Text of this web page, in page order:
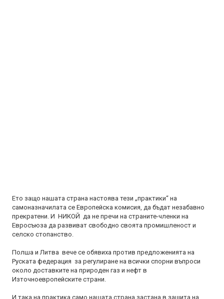
Ето защо нашата страна настоява тези „практики“ на
самоназначилата се Европейска комисия, да бъдат незабавно
прекратени. И НИКОЙ да не пречи на страните-членки на
Евросъюза да развиват свободно своята промишленост и
селско стопанство.
Полша и Литва вече се обявиха против предложенията на
Руската федерация за регулиране на всички спорни въпроси
около доставките на природен газ и нефт в
Източноевропейските страни.
И така на практика само нашата страна застана в защита на